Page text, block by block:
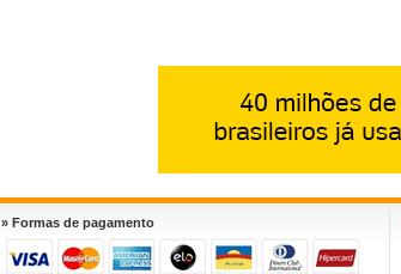
» Formas de pagamento